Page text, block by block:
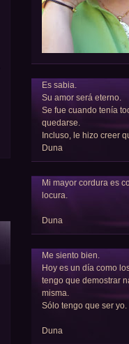
Es sabia.
Su amor será eterno.
Se fue cuando tenía
quedarse.
Incluso, le hizo creer
Duna
Mi mayor cordura es
locura.
Duna
Me siento bien.
Hoy es un día como
tengo que demostrar
misma.
Sólo tengo que ser yo.
Duna